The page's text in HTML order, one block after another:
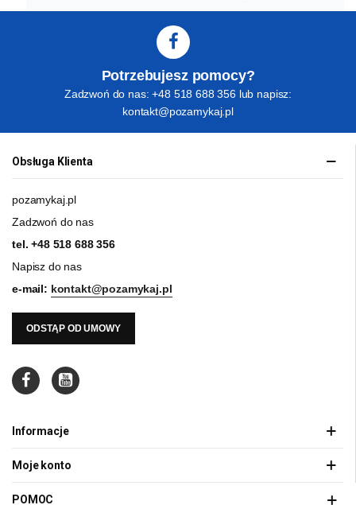
Potrzebujesz pomocy?
Zadzwoń do nas: +48 518 688 356 lub napisz:
kontakt@pozamykaj.pl
Obsługa Klienta
pozamykaj.pl
Zadzwoń do nas
tel.+48 518 688 356
Napisz do nas
e-mail: kontakt@pozamykaj.pl
ODSTĄP OD UMOWY
Informacje
Moje konto
POMOC